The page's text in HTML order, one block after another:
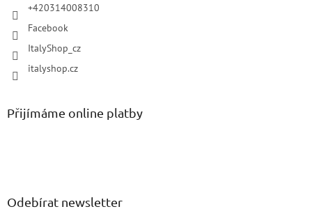
+420314008310
Facebook
ItalyShop_cz
italyshop.cz
Přijímáme online platby
Odebírat newsletter